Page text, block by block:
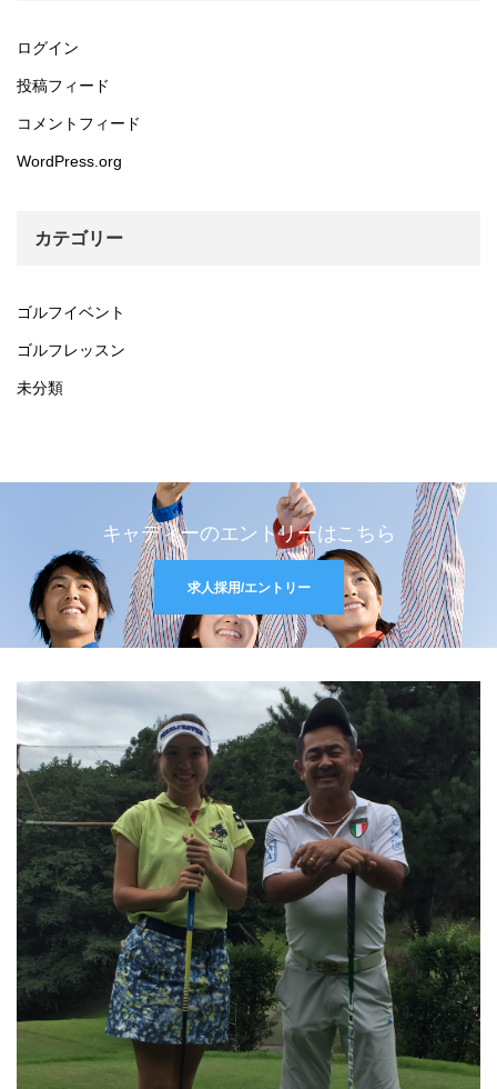
ログイン
投稿フィード
コメントフィード
WordPress.org
カテゴリー
ゴルフイベント
ゴルフレッスン
未分類
キャディーのエントリーはこちら
求人採用/エントリー